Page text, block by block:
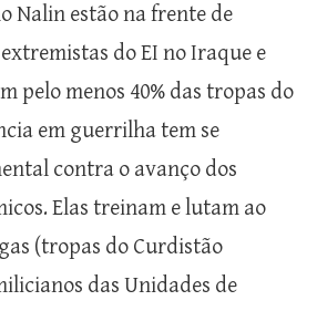
Nalin estão na frente de
do EI no Iraque e
pelo menos 40% das tropas do
em guerrilha tem se
contra o avanço dos
Elas treinam e lutam ao
(tropas do Curdistão
das Unidades de